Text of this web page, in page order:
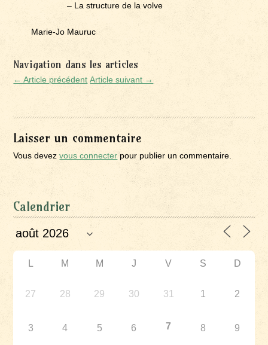
– La structure de la volve
Marie-Jo Mauruc
Navigation dans les articles
← Article précédent Article suivant →
Laisser un commentaire
Vous devezvous connecterpour publier un commentaire.
Calendrier
L M M J V S D
27 28 29 30 31 1 2
3 4 5 6 7 8 9